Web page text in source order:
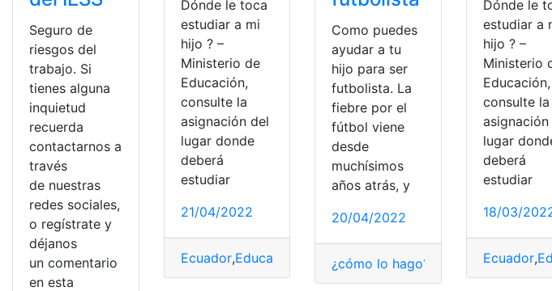
Seguro de
riesgos del
trabajo. Si
tienes alguna
inquietud
recuerda
contactarnos a
través
de nuestras
redes sociales,
o regístrate y
déjanos
un comentario
en esta
Dónde le toca
estudiar a mi
hijo ? –
Ministerio de
Educación,
consulte la
asignación del
lugar donde
deberá
estudiar
21/04/2022
Ecuador,Educación Estudiar,Hijo,Ministerio de Educación
Como puedes
ayudar a tu
hijo para ser
futbolista. La
fiebre por el
fútbol viene
desde
muchísimos
años atrás, y
20/04/2022
¿cómo lo hago? Ayudas,
Dónde le
estudiar a
hijo ? –
Ministerio
Educación,
consulte la
asignación
lugar
deberá
estudiar
18/03/
Ecuador,